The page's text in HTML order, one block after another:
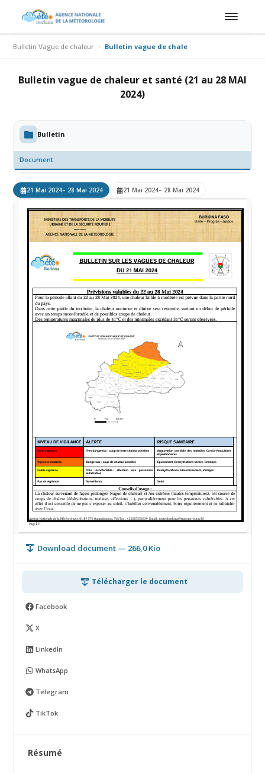
Bulletin Vague de chaleur Bulletin vague de chaleur et santé (21 au 28
Bulletin vague de chaleur et santé (21 au 28 MAI
2024)
Bulletin
Document
21 Mai 2024– 28 Mai 2024 21 Mai 2024– 28 Mai 2024
Download document — 266,0 Kio
Télécharger le document
Facebook
X
LinkedIn
WhatsApp
Telegram
TikTok
Résumé